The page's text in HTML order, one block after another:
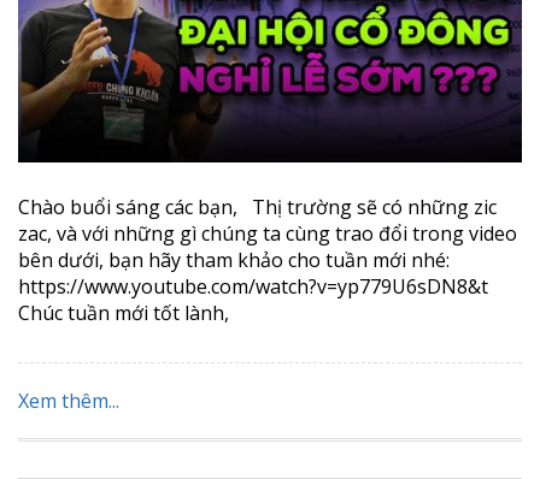
Chào buổi sáng các bạn, Thị trường sẽ có những zic
zac, và với những gì chúng ta cùng trao đổi trong video
bên dưới, bạn hãy tham khảo cho tuần mới nhé:
https://www.youtube.com/watch?v=yp779U6sDN8&t
Chúc tuần mới tốt lành,
Xem thêm...